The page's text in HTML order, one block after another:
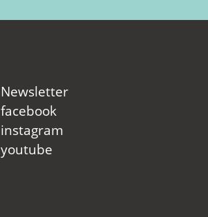
Newsletter
facebook
instagram
youtube